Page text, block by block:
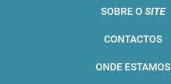
SOBRE O SITE
CONTACTOS
ONDE ESTAMOS